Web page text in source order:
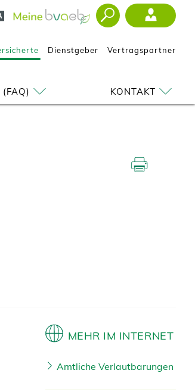
Dienstgeber Vertragspartner
(FAQ) KONTAKT
MEHR IM INTERNET
Amtliche Verlautbarungen